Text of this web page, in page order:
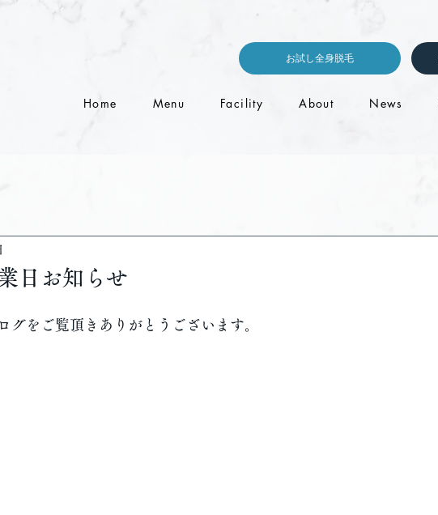
お試し全身脱毛
Home Menu Facility About News
日お知らせ
グをご覧頂きありがとうございます。